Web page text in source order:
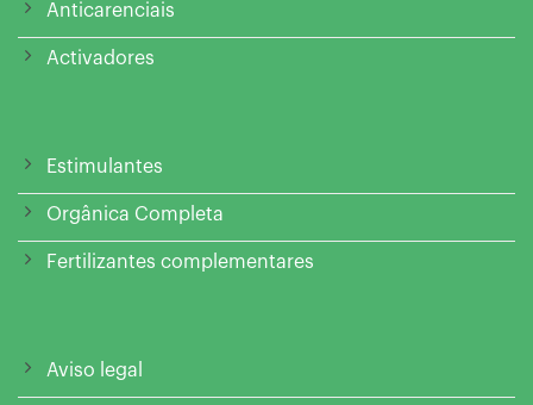
Anticarenciais
Activadores
Estimulantes
Orgânica Completa
Fertilizantes complementares
Aviso legal